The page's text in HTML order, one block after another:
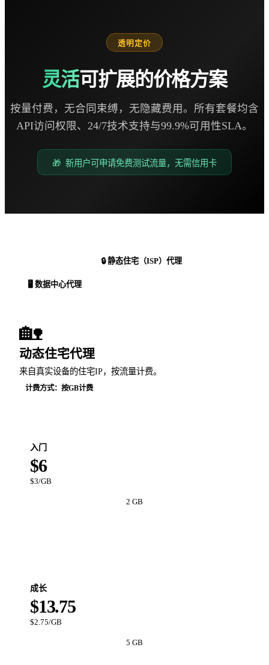
透明定价
灵活可扩展的价格方案
按量付费，无合同束缚，无隐藏费用。所有套餐均含
API访问权限、24/7技术支持与99.9%可用性SLA。
🎁 新用户可申请免费测试流量，无需信用卡
🔒 静态住宅（ISP）代理
🖥️ 数据中心代理
🏡
动态住宅代理
来自真实设备的住宅IP，按流量计费。
计费方式：按GB计费
入门
$6
$3/GB
2 GB
成长
$13.75
$2.75/GB
5 GB